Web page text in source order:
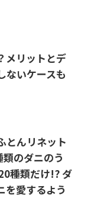
メリットとデ
ないケースも
とんリネット
類のダニのう
種類だけ!? ダ
を愛するよう